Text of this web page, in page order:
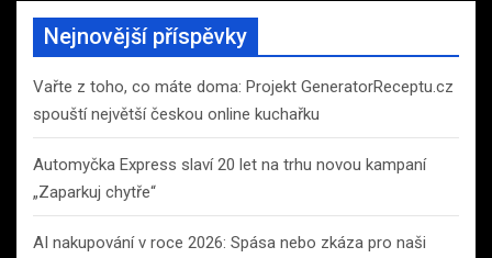
h
Nejnovější příspěvky
Vařte z toho, co máte doma: Projekt GeneratorReceptu.cz
spouští největší českou online kuchařku
Automyčka Express slaví 20 let na trhu novou kampaní
„Zaparkuj chytře“
AI nakupování v roce 2026: Spása nebo zkáza pro naši